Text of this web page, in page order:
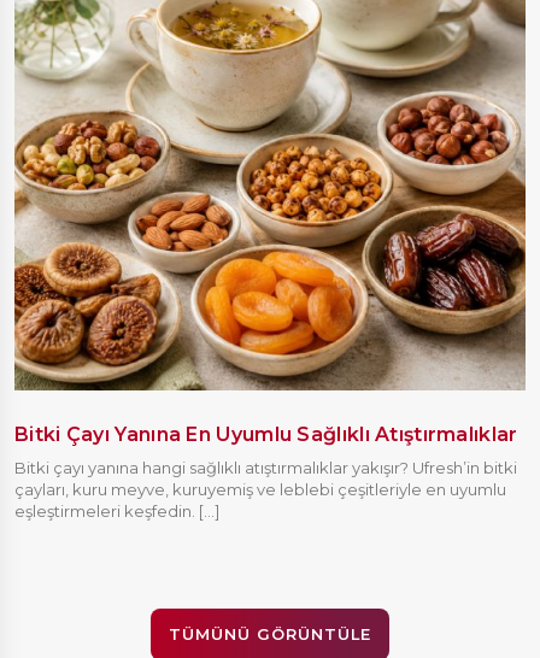
Bitki Çayı Yanına En Uyumlu Sağlıklı Atıştırmalıklar
Bitki çayı yanına hangi sağlıklı atıştırmalıklar yakışır? Ufresh’in bitki
çayları, kuru meyve, kuruyemiş ve leblebi çeşitleriyle en uyumlu
eşleştirmeleri keşfedin. [...]
TÜMÜNÜ GÖRÜNTÜLE